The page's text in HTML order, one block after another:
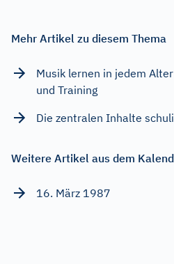
Mehr Artikel zu diesem Thema
Musik lernen in jedem
und Training
Die zentralen Inhalte
Weitere Artikel aus dem
16. März 1987